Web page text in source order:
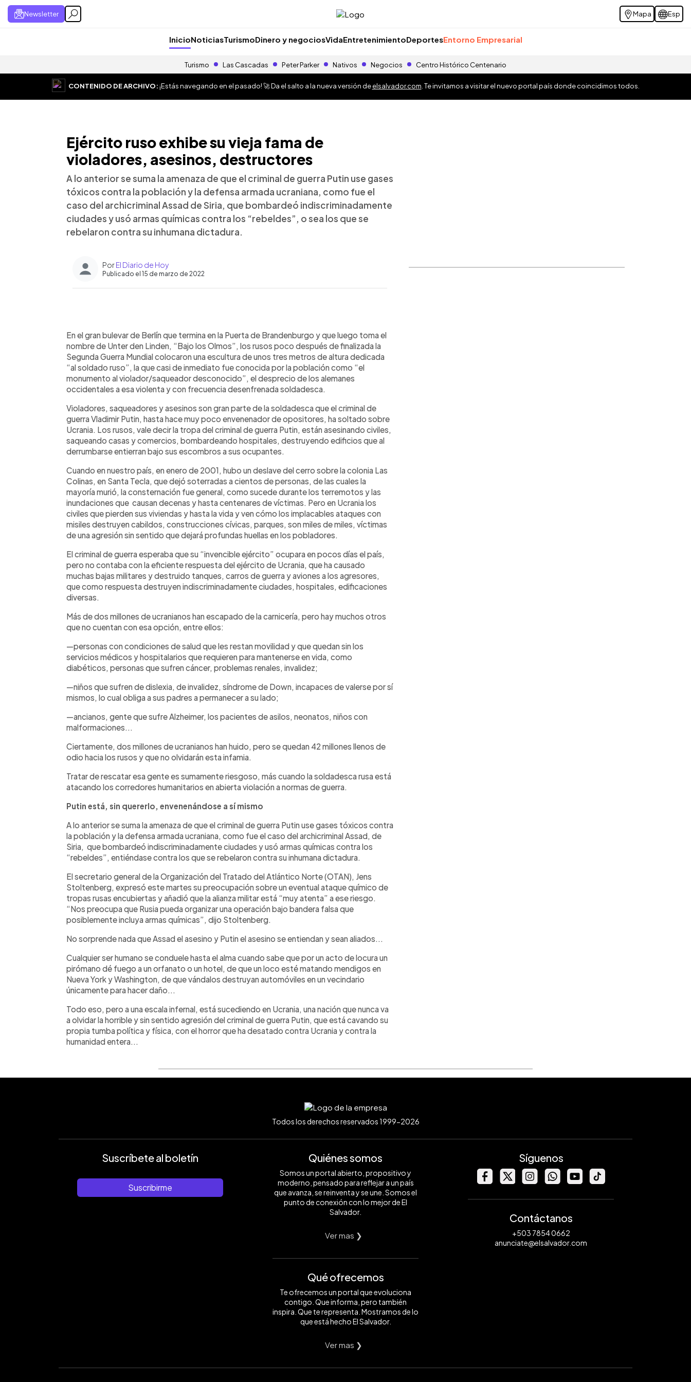
Newsletter Mapa Esp
InicioNoticiasTurismoDinero y negociosVidaEntretenimientoDeportesEntorno Empresarial
Turismo Las Cascadas Peter Parker Nativos Negocios Centro Histórico Centenario
CONTENIDO DE ARCHIVO:¡Estás navegando en el pasado! 🚀 Da el salto a la nueva versión deelsalvador.com . Te invitamos a visitar el nuevo portal país donde coincidimos todos.
Ejército ruso exhibe su vieja fama de
violadores, asesinos, destructores
A lo anterior se suma la amenaza de que el criminal de guerra Putin use gases
tóxicos contra la población y la defensa armada ucraniana, como fue el
caso del archicriminal Assad de Siria, que bombardeó indiscriminadamente
ciudades y usó armas químicas contra los “rebeldes”, o sea los que se
rebelaron contra su inhumana dictadura.
PorEl Diario de Hoy
Publicado el 15 de marzo de 2022
► Escuchar artículo
En el gran bulevar de Berlín que termina en la Puerta de Brandenburgo y que luego toma el
nombre de Unter den Linden, “Bajo los Olmos”, los rusos poco después de finalizada la
Segunda Guerra Mundial colocaron una escultura de unos tres metros de altura dedicada
“al soldado ruso”, la que casi de inmediato fue conocida por la población como “el
monumento al violador/saqueador desconocido”, el desprecio de los alemanes
occidentales a esa violenta y con frecuencia desenfrenada soldadesca.
Violadores, saqueadores y asesinos son gran parte de la soldadesca que el criminal de
guerra Vladimir Putin, hasta hace muy poco envenenador de opositores, ha soltado sobre
Ucrania. Los rusos, vale decir la tropa del criminal de guerra Putin, están asesinando civiles,
saqueando casas y comercios, bombardeando hospitales, destruyendo edificios que al
derrumbarse entierran bajo sus escombros a sus ocupantes.
Cuando en nuestro país, en enero de 2001, hubo un deslave del cerro sobre la colonia Las
Colinas, en Santa Tecla, que dejó soterradas a cientos de personas, de las cuales la
mayoría murió, la consternación fue general, como sucede durante los terremotos y las
inundaciones que causan decenas y hasta centenares de víctimas. Pero en Ucrania los
civiles que pierden sus viviendas y hasta la vida y ven cómo los implacables ataques con
misiles destruyen cabildos, construcciones cívicas, parques, son miles de miles, víctimas
de una agresión sin sentido que dejará profundas huellas en los pobladores.
El criminal de guerra esperaba que su “invencible ejército” ocupara en pocos días el país,
pero no contaba con la eficiente respuesta del ejército de Ucrania, que ha causado
muchas bajas militares y destruido tanques, carros de guerra y aviones a los agresores,
que como respuesta destruyen indiscriminadamente ciudades, hospitales, edificaciones
diversas.
Más de dos millones de ucranianos han escapado de la carnicería, pero hay muchos otros
que no cuentan con esa opción, entre ellos:
—personas con condiciones de salud que les restan movilidad y que quedan sin los
servicios médicos y hospitalarios que requieren para mantenerse en vida, como
diabéticos, personas que sufren cáncer, problemas renales, invalidez;
—niños que sufren de dislexia, de invalidez, síndrome de Down, incapaces de valerse por sí
mismos, lo cual obliga a sus padres a permanecer a su lado;
—ancianos, gente que sufre Alzheimer, los pacientes de asilos, neonatos, niños con
malformaciones...
Ciertamente, dos millones de ucranianos han huido, pero se quedan 42 millones llenos de
odio hacia los rusos y que no olvidarán esta infamia.
Tratar de rescatar esa gente es sumamente riesgoso, más cuando la soldadesca rusa está
atacando los corredores humanitarios en abierta violación a normas de guerra.
Putin está, sin quererlo, envenenándose a sí mismo
A lo anterior se suma la amenaza de que el criminal de guerra Putin use gases tóxicos contra
la población y la defensa armada ucraniana, como fue el caso del archicriminal Assad, de
Siria, que bombardeó indiscriminadamente ciudades y usó armas químicas contra los
“rebeldes”, entiéndase contra los que se rebelaron contra su inhumana dictadura.
El secretario general de la Organización del Tratado del Atlántico Norte (OTAN), Jens
Stoltenberg, expresó este martes su preocupación sobre un eventual ataque químico de
tropas rusas encubiertas y añadió que la alianza militar está “muy atenta” a ese riesgo.
“Nos preocupa que Rusia pueda organizar una operación bajo bandera falsa que
posiblemente incluya armas químicas”, dijo Stoltenberg.
No sorprende nada que Assad el asesino y Putin el asesino se entiendan y sean aliados...
Cualquier ser humano se conduele hasta el alma cuando sabe que por un acto de locura un
pirómano dé fuego a un orfanato o un hotel, de que un loco esté matando mendigos en
Nueva York y Washington, de que vándalos destruyan automóviles en un vecindario
únicamente para hacer daño...
Todo eso, pero a una escala infernal, está sucediendo en Ucrania, una nación que nunca va
a olvidar la horrible y sin sentido agresión del criminal de guerra Putin, que está cavando su
propia tumba política y física, con el horror que ha desatado contra Ucrania y contra la
humanidad entera...
Todos los derechos reservados 1999-2026
Suscríbete al boletín
Suscribirme
Quiénes somos
Somos un portal abierto, propositivo y
moderno, pensado para reflejar a un país
que avanza, se reinventa y se une. Somos el
punto de conexión con lo mejor de El
Salvador.
Ver mas ❯
Qué ofrecemos
Te ofrecemos un portal que evoluciona
contigo. Que informa, pero también
inspira. Que te representa. Mostramos de lo
que está hecho El Salvador.
Ver mas ❯
Síguenos
Contáctanos
+503 7854 0662
anunciate@elsalvador.com